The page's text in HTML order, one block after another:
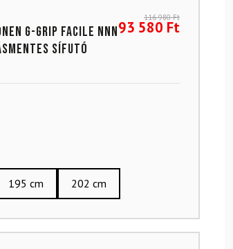
G-Grip Facile NNN
SÍFUTÓ
116 980Ft
93 580 Ft
195 cm 202 cm